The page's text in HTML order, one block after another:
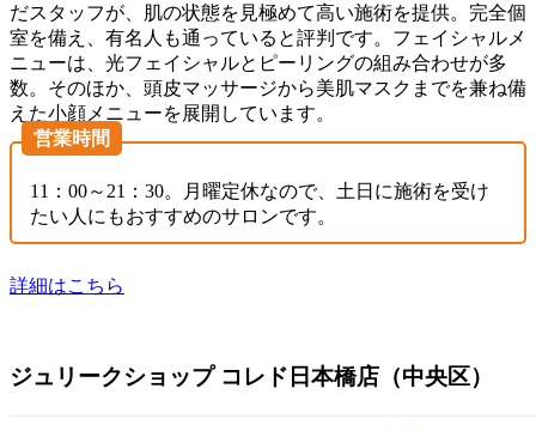
だスタッフが、肌の状態を見極めて高い施術を提供。完全個
室を備え、有名人も通っていると評判です。フェイシャルメ
ニューは、光フェイシャルとピーリングの組み合わせが多
数。そのほか、頭皮マッサージから美肌マスクまでを兼ね備
えた小顔メニューを展開しています。
営業時間
11：00～21：30。月曜定休なので、土日に施術を受け
たい人にもおすすめのサロンです。
詳細はこちら
ジュリークショップ コレド日本橋店（中央区）